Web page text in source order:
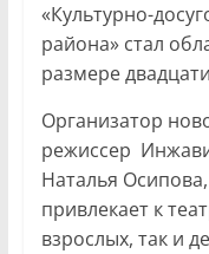
«Культурно-
района» стал
размере
Организатор
режиссер
Наталья
привлекает к
взрослых, так и